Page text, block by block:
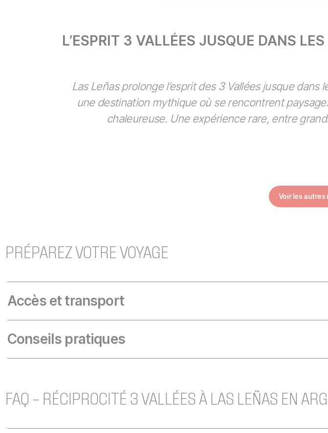
L’ESPRIT 3 VALLÉES JUSQUE DANS
Las Leñas prolonge l’esprit des 3 Vallées jusque
une destination mythique où se rencontrent
chaleureuse. Une expérience rare, entre
Voir les
PRÉPAREZ VOTRE VOYAGE
Accès et transport
Conseils pratiques
FAQ – RÉCIPROCITÉ 3 VALLÉES À LAS LEÑAS EN